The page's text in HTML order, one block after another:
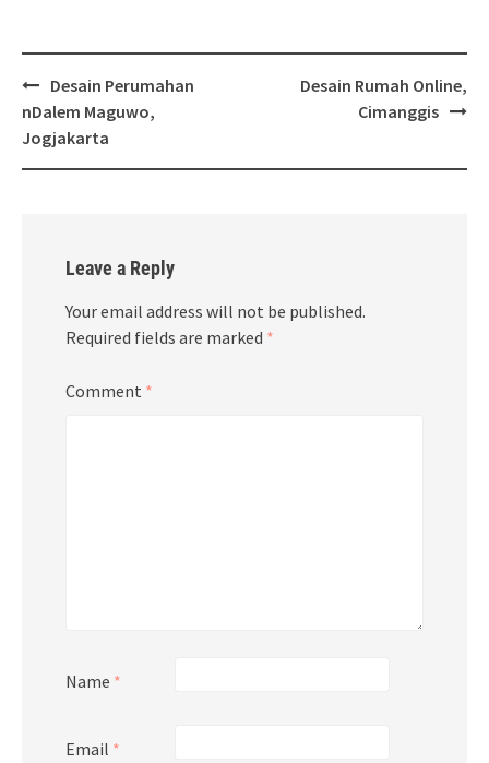
Post
navigation
Desain Perumahan
nDalem Maguwo,
Jogjakarta
Desain Rumah Online,
Cimanggis
Leave a Reply
Your email address will not be published.
Required fields are marked *
Comment *
Name *
Email *